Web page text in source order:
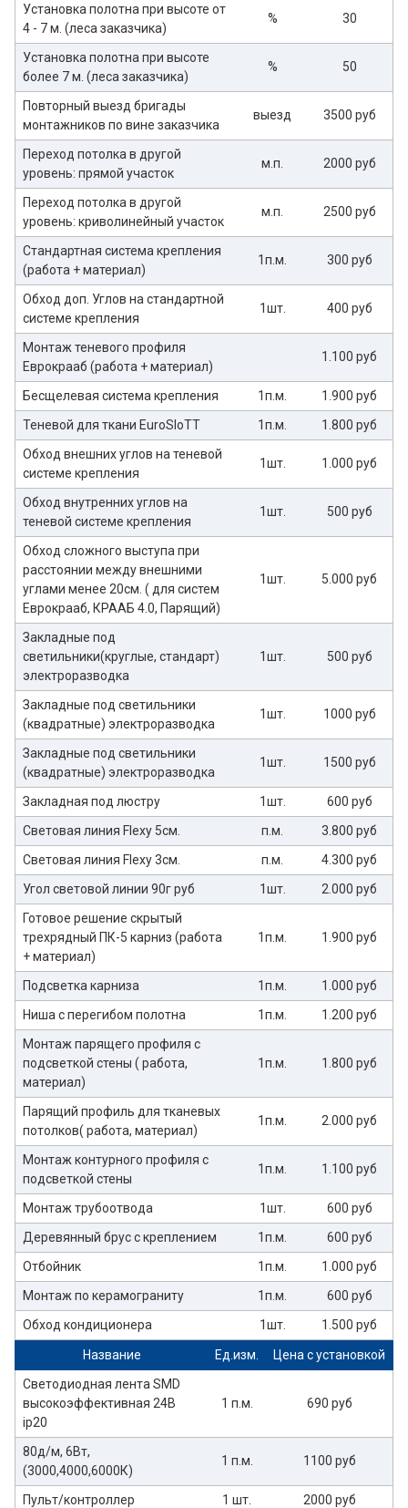
Установка полотна при высоте от
4 - 7 м. (леса заказчика)
% 30
Установка полотна при высоте
более 7 м. (леса заказчика)
% 50
Повторный выезд бригады
монтажников по вине заказчика
выезд 3500 руб
Переход потолка в другой
уровень: прямой участок
м.п. 2000 руб
Переход потолка в другой
уровень: криволинейный участок
м.п. 2500 руб
Стандартная система крепления
(работа + материал)
1п.м. 300 руб
Обход доп. Углов на стандартной
системе крепления
1шт. 400 руб
Монтаж теневого профиля
Еврокрааб (работа + материал)
1.100 руб
Бесщелевая система крепления 1п.м.
1.900 руб
Теневой для ткани EuroSloTT
1п.м.
1.800 руб
Обход внешних углов на теневой
системе крепления
1шт. 1.000 руб
Обход внутренних углов на
теневой системе крепления
1шт. 500 руб
Обход сложного выступа при
расстоянии между внешними
углами менее 20см. ( для систем
Еврокрааб, КРААБ 4.0, Парящий)
1шт. 5.000 руб
Закладные под
светильники(круглые, стандарт)
электроразводка
1шт. 500 руб
Закладные под светильники
(квадратные) электроразводка
1шт. 1000 руб
Закладные под светильники
(квадратные) электроразводка
1шт. 1500 руб
Закладная под люстру 1шт.
600 руб
Световая линия Flexy 5см.
п.м.
3.800 руб
Световая линия Flexy 3см.
п.м.
4.300 руб
Угол световой линии 90г руб
1шт.
2.000 руб
Готовое решение скрытый
трехрядный ПК-5 карниз (работа
+ материал)
1п.м. 1.900 руб
Подсветка карниза 1п.м.
1.000 руб
Ниша с перегибом полотна
1п.м.
1.200 руб
Монтаж парящего профиля с
подсветкой стены ( работа,
материал)
1п.м. 1.800 руб
Парящий профиль для тканевых
потолков( работа, материал)
1п.м. 2.000 руб
Монтаж контурного профиля с
подсветкой стены
1п.м. 1.100 руб
Монтаж трубоотвода 1шт.
600 руб
Деревянный брус с креплением
1п.м.
600 руб
Отбойник
1п.м.
1.000 руб
Монтаж по керамограниту
1п.м.
600 руб
Обход кондиционера
1шт. 1.500 руб
Название Ед.изм.
Цена с установкой
Светодиодная лента SMD
высокоэффективная 24В
ip20
1 п.м. 690 руб
80д/м, 6Вт,
(3000,4000,6000К)
1 п.м. 1100 руб
Пульт/контроллер 1 шт. 2000 руб